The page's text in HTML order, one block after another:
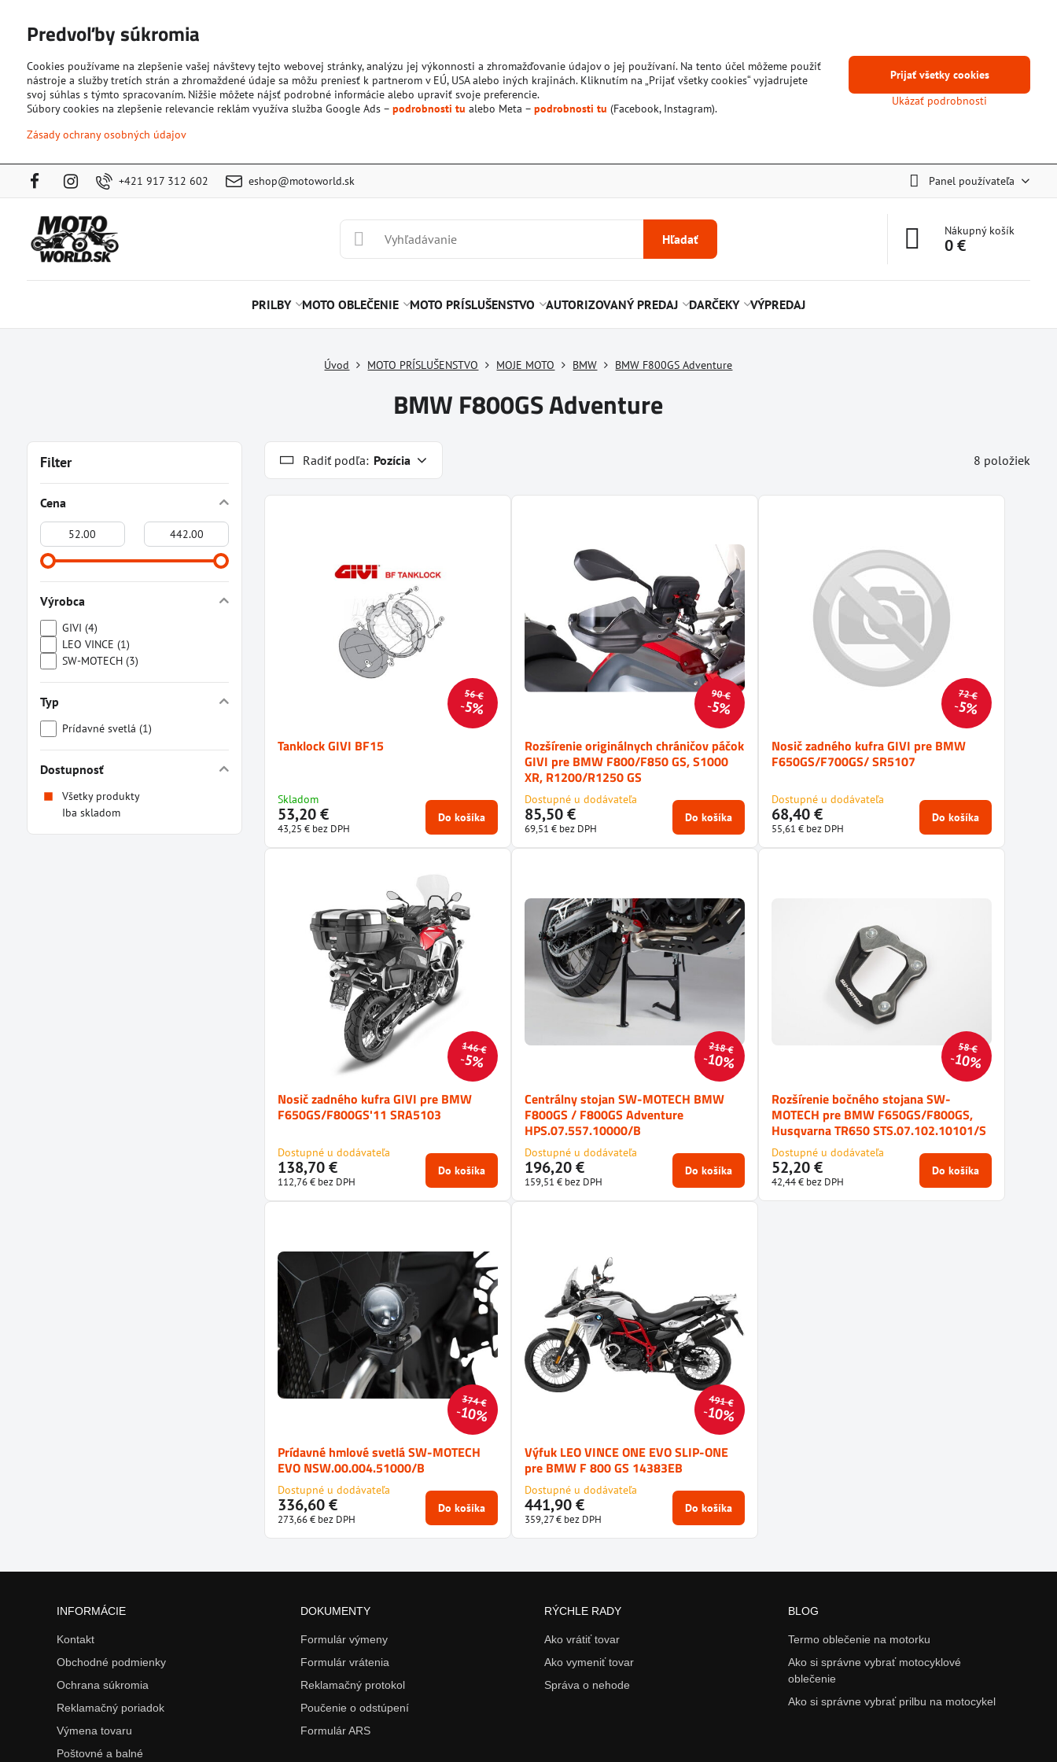
+421 917 312 602 eshop@motoworld.sk Panel používateľa
Hľadať
Nákupný košík
0 €
PRILBY MOTO OBLEČENIE MOTO PRÍSLUŠENSTVO AUTORIZOVANÝ PREDAJ DARČEKY VÝPREDAJ
Úvod MOTO PRÍSLUŠENSTVO MOJE MOTO BMW BMW F800GS Adventure
BMW F800GS Adventure
Radiť podľa: Pozícia 8 položiek
56 €
5%
Tanklock GIVI BF15
Skladom
53,20 €
43,25 € bez DPH
Do košíka
90 €
5%
Rozšírenie originálnych chráničov páčok
GIVI pre BMW F800/F850 GS, S1000
XR, R1200/R1250 GS
Dostupné u dodávateľa
85,50 €
69,51 € bez DPH
Do košíka
72 €
5%
Nosič zadného kufra GIVI pre BMW
F650GS/F700GS/ SR5107
Dostupné u dodávateľa
68,40 €
55,61 € bez DPH
Do košíka
146 €
5%
Nosič zadného kufra GIVI pre BMW
F650GS/F800GS'11 SRA5103
Dostupné u dodávateľa
138,70 €
112,76 € bez DPH
Do košíka
218 €
10%
Centrálny stojan SW-MOTECH BMW
F800GS / F800GS Adventure
HPS.07.557.10000/B
Dostupné u dodávateľa
196,20 €
159,51 € bez DPH
Do košíka
58 €
10%
Rozšírenie bočného stojana SW-
MOTECH pre BMW F650GS/F800GS,
Husqvarna TR650 STS.07.102.10101/S
Dostupné u dodávateľa
52,20 €
42,44 € bez DPH
Do košíka
374 €
10%
Prídavné hmlové svetlá SW-MOTECH
EVO NSW.00.004.51000/B
Dostupné u dodávateľa
336,60 €
273,66 € bez DPH
Do košíka
491 €
10%
Výfuk LEO VINCE ONE EVO SLIP-ONE
pre BMW F 800 GS 14383EB
Dostupné u dodávateľa
441,90 €
359,27 € bez DPH
Do košíka
Filter
Cena
Od:
Do:
Výrobca
GIVI (4)
LEO VINCE (1)
SW-MOTECH (3)
Typ
Prídavné svetlá (1)
Dostupnosť
Všetky produkty
Iba skladom
INFORMÁCIE
Kontakt
Obchodné podmienky
Ochrana súkromia
Reklamačný poriadok
Výmena tovaru
Poštovné a balné
DOKUMENTY
Formulár výmeny
Formulár vrátenia
Reklamačný protokol
Poučenie o odstúpení
Formulár ARS
RÝCHLE RADY
Ako vrátiť tovar
Ako vymeniť tovar
Správa o nehode
BLOG
Termo oblečenie na motorku
Ako si správne vybrať motocyklové
oblečenie
Ako si správne vybrať prilbu na motocykel
Predvoľby súkromia
Cookies používame na zlepšenie vašej návštevy tejto webovej stránky, analýzu jej výkonnosti a zhromažďovanie údajov o jej používaní. Na tento účel môžeme použiť
nástroje a služby tretích strán a zhromaždené údaje sa môžu preniesť k partnerom v EÚ, USA alebo iných krajinách. Kliknutím na „Prijať všetky cookies“ vyjadrujete
svoj súhlas s týmto spracovaním. Nižšie môžete nájsť podrobné informácie alebo upraviť svoje preferencie.
Súbory cookies na zlepšenie relevancie reklám využíva služba Google Ads – podrobnosti tu alebo Meta – podrobnosti tu (Facebook, Instagram).
Zásady ochrany osobných údajov
Ukázať podrobnosti
Prijať všetky cookies